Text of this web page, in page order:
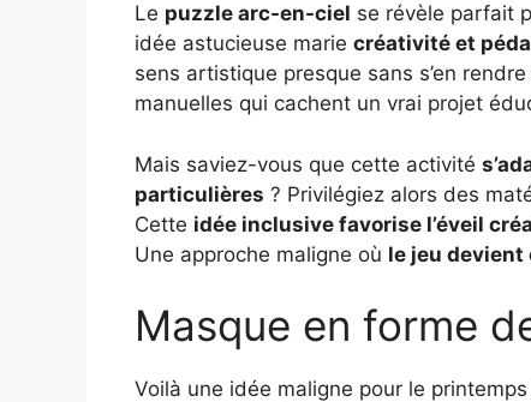
Le puzzle arc-en-ciel se révèle parfait
idée astucieuse marie créativité et
sens artistique presque sans s’en
manuelles qui cachent un vrai projet
Mais saviez-vous que cette activité
particulières ? Privilégiez alors des
Cette idée inclusive favorise l’éveil
Une approche maligne où le jeu devient
Masque en forme
Voilà une idée maligne pour le printemps